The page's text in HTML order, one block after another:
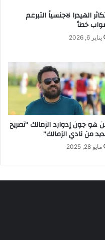
الهيدرا لاجنسياً التبرعم
خطأ
يناير 6, 2026
هو جون إدوارد الزمالك “تصريح
من نادي الزمالك”
مايو 28, 2025